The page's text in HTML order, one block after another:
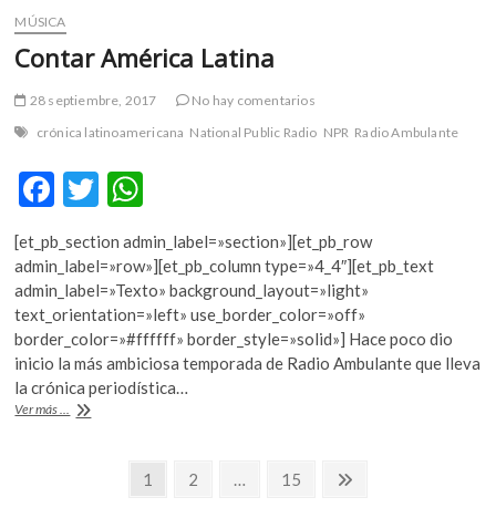
MÚSICA
Contar América Latina
28 septiembre, 2017
No hay comentarios
crónica latinoamericana National Public Radio NPR Radio Ambulante
F
e
b
o
o
k
T
w
itt
er
h
at
s
A
p
p
[et_pb_section admin_label=»section»][et_pb_row
admin_label=»row»][et_pb_column type=»4_4″][et_pb_text
admin_label=»Texto» background_layout=»light»
text_orientation=»left» use_border_color=»off»
border_color=»#ffffff» border_style=»solid»] Hace poco dio
inicio la más ambiciosa temporada de Radio Ambulante que lleva
la crónica periodística…
Ver más ...
Contar
NavegaciónPágina
1 Página
2 … Página
15
Página